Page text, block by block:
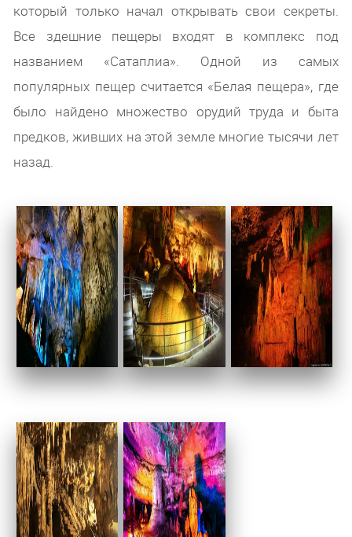
который только начал открывать свои секреты.
Все здешние пещеры входят в комплекс под
названием «Сатаплиа». Одной из самых
популярных пещер считается «Белая пещера», где
было найдено множество орудий труда и быта
предков, живших на этой земле многие тысячи лет
назад.